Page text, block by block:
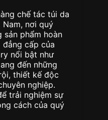
chế tác túi da
nơi quý
sản phẩm hoàn
đẳng cấp của
nổi bật như
đến những
thiết kế độc
nghiệp.
trải nghiệm sự
cách của quý